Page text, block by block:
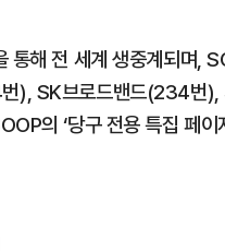
통해 전 세계 생중계되며
), SK브로드밴드(234번),
의 ‘당구 전용 특집 페이